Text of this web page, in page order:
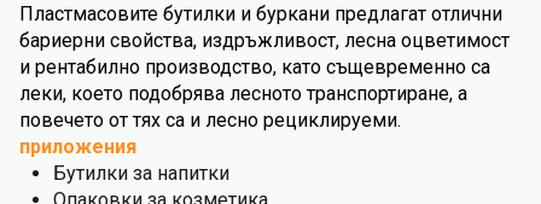
Пластмасовите бутилки и буркани предлагат отлични
бариерни свойства, издръжливост, лесна оцветимост
и рентабилно производство, като същевременно са
леки, което подобрява лесното транспортиране, а
повечето от тях са и лесно рециклируеми.
приложения
Бутилки за напитки